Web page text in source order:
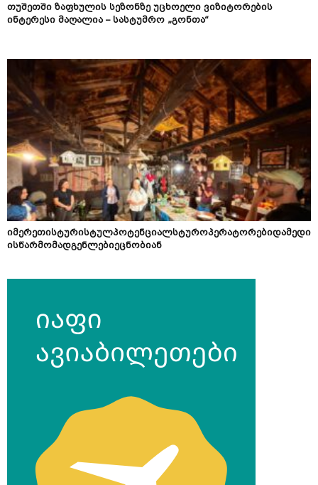
თუშეთში ზაფხულის სეზონზე უცხოელი ვიზიტორების
ინტერესი მაღალია – სასტუმრო „გონთა“
იმერეთისტურისტულპოტენციალსტუროპერატორებიდამედი
ისწარმომადგენლებიეცნობიან